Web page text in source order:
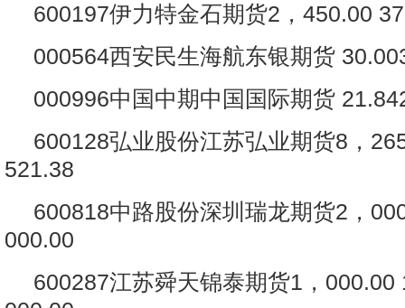
600197伊力特金石期货2，450.00
000564西安民生海航东银期货
000996中国中期中国国际期货
600128弘业股份江苏弘业期货8，
521.38
600818中路股份深圳瑞龙期货2，
000.00
600287江苏舜天锦泰期货1，000.00